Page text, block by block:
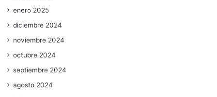
enero 2025
diciembre 2024
noviembre 2024
octubre 2024
septiembre 2024
agosto 2024